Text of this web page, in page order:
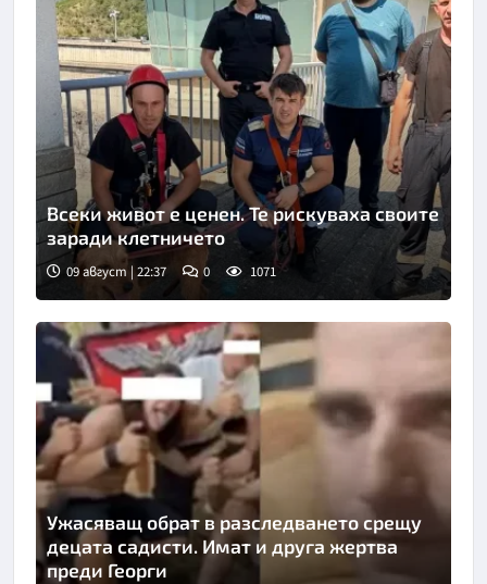
Всеки живот е ценен. Те рискуваха своите
заради клетничето
09 август | 22:37 0 1071
Ужасяващ обрат в разследването срещу
децата садисти. Имат и друга жертва
преди Георги